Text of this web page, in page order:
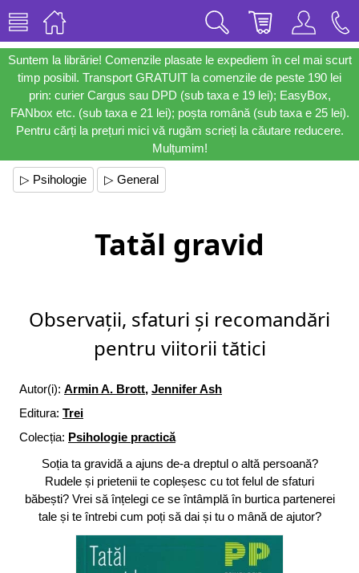
Suntem la librărie! Comenzile plasate le expediem în cel mai scurt
timp posibil. Transport GRATUIT la comenzile de peste 190 lei
prin: curier Cargus sau DPD (sub taxa e 19 lei); EasyBox,
FANbox etc. (sub taxa e 21 lei); poșta română (sub taxa e 25 lei).
Pentru cărți la prețuri mici vă rugăm scrieți la căutare reducere.
Mulțumim!
▷ Psihologie ▷ General
Tatăl gravid
Observații, sfaturi și recomandări
pentru viitorii tătici
Autor(i): Armin A. Brott, Jennifer Ash
Editura: Trei
Colecția: Psihologie practică
Soția ta gravidă a ajuns de-a dreptul o altă persoană?
Rudele și prietenii te copleșesc cu tot felul de sfaturi
băbești? Vrei să înțelegi ce se întâmplă în burtica partenerei
tale și te întrebi cum poți să dai și tu o mână de ajutor?